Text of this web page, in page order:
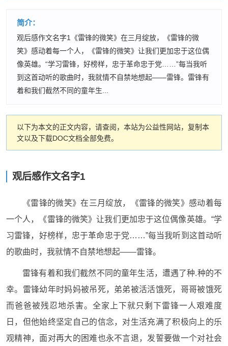
简介：
观后感作文名字1《雷锋的微笑》在三月绽放，《雷锋的微
笑》感动着每一个人，《雷锋的微笑》让我们更加忠于这位偶
像英雄。“学习雷锋，好榜样，忠于革命忠于党……”每当我听
到这首动听的歌曲时，我就情不自禁地想起——雷锋。雷锋有
着和我们截然不同的童年生...
以下为本文的正文内容，请查阅，本站为公益性网站，复制本
文以及下载DOC文档全部免费。
观后感作文名字1
《雷锋的微笑》在三月绽放，《雷锋的微笑》感动着每
一个人，《雷锋的微笑》让我们更加忠于这位偶像英雄。“学
习雷锋，好榜样，忠于革命忠于党……”每当我听到这首动听
的歌曲时，我就情不自禁地想起——雷锋。
雷锋有着和我们截然不同的童年生活，遭遇了种.种的不
幸。雷锋幼年时妈妈被吊死，弟弟被活活饿死，哥哥被饿死
而爸爸被残忍地杀害。全家上下就只剩下雷锋一人艰难度
日，但他始终坚定自己的信念，对生活充满了积极向上的乐
观精神，面对再大的困难也永不言退，发誓要做一个对社会